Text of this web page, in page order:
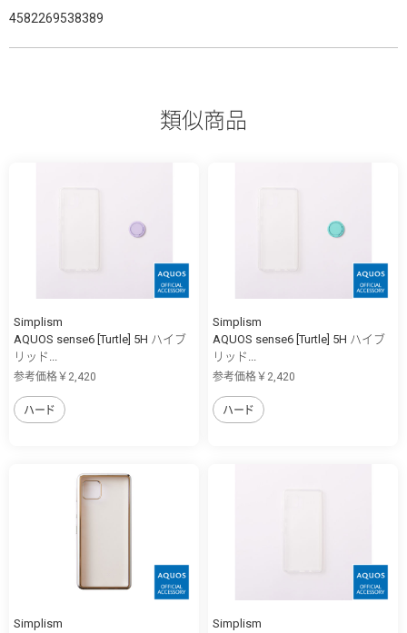
4582269538389
類似商品
Simplism
AQUOS sense6 [Turtle] 5H ハイブ
リッド...
参考価格￥2,420
ハード
Simplism
AQUOS sense6 [Turtle] 5H ハイブ
リッド...
参考価格￥2,420
ハード
Simplism
Simplism